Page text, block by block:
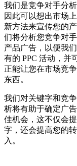
我们是竞争对手分
因此可以想出市场
新方法来宣传您的
们将分析您竞争对
产品广告，以便我
有的 PPC 活动，并
正能让您在市场竞
东西。
我们对关键字和竞
析将有助于确定广
佳机会，这不仅会
字，还会提高您的
入。